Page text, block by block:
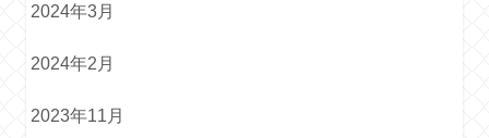
2024年3月
2024年2月
2023年11月